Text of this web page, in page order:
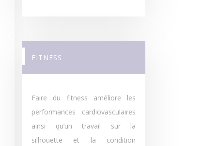
FITNESS
Faire du fitness améliore les
performances cardiovasculaires
ainsi qu’un travail sur la
silhouette et la condition